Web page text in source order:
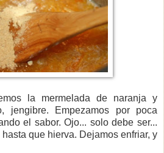
la mermelada de naranja y
jengibre. Empezamos por poca
el sabor. Ojo... solo debe ser...
que hierva. Dejamos enfriar, y